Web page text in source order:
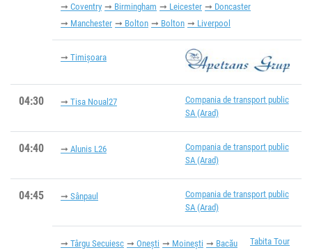
Coventry
Birmingham Leicester
Doncaster
Manchester
Bolton Bolton Liverpool
Timișoara
04:30
Compania de transport public
SA (Arad)
Tisa Noual27
04:40
Compania de transport public
SA (Arad)
Alunis L26
04:45
Compania de transport public
SA (Arad)
Sânpaul
Tabita Tour
Târgu Secuiesc Onești Moinești
Bacău